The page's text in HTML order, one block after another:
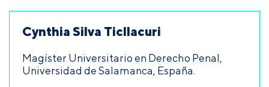
Cynthia Silva Ticllacuri
Magíster Universitario en Derecho Penal,
Universidad de Salamanca, España.